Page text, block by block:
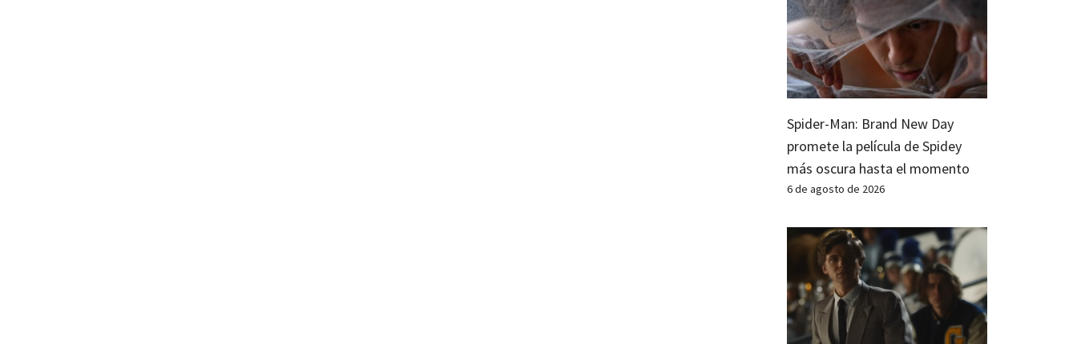
Spider-Man: Brand New Day
promete la película de Spidey
más oscura hasta el momento
6 de agosto de 2026